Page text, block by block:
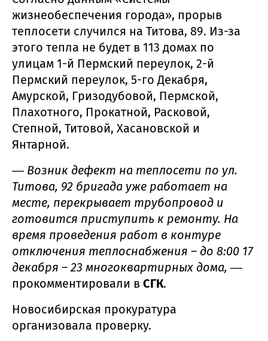
жизнеобеспечения города», прорыв
теплосети случился на Титова, 89. Из-за
этого тепла не будет в 113 домах по
улицам 1-й Пермский переулок, 2-й
Пермский переулок, 5-го Декабря,
Амурской, Гризодубовой, Пермской,
Плахотного, Прокатной, Расковой,
Степной, Титовой, Хасановской и
Янтарной.
― Возник дефект на теплосети по ул.
Титова, 92 бригада уже работает на
месте, перекрывает трубопровод и
готовится приступить к ремонту. На
время проведения работ в контуре
отключения теплоснабжения – до 8:00 17
декабря – 23 многоквартирных дома, ―
прокомментировали в СГК.
Новосибирская прокуратура
организовала проверку.